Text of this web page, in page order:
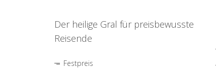
Der heilige Gral für preisbewusste
Reisende
Festpreis